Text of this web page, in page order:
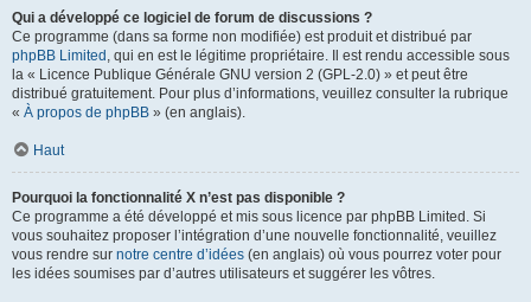
Qui a développé ce logiciel de forum de discussions ?
Ce programme (dans sa forme non modifiée) est produit et distribué par
phpBB Limited , qui en est le légitime propriétaire. Il est rendu accessible sous
la « Licence Publique Générale GNU version 2 (GPL-2.0) » et peut être
distribué gratuitement. Pour plus d’informations, veuillez consulter la rubrique
« À propos de phpBB » (en anglais).
Haut
Pourquoi la fonctionnalité X n’est pas disponible ?
Ce programme a été développé et mis sous licence par phpBB Limited. Si
vous souhaitez proposer l’intégration d’une nouvelle fonctionnalité, veuillez
vous rendre sur notre centre d’idées (en anglais) où vous pourrez voter pour
les idées soumises par d’autres utilisateurs et suggérer les vôtres.